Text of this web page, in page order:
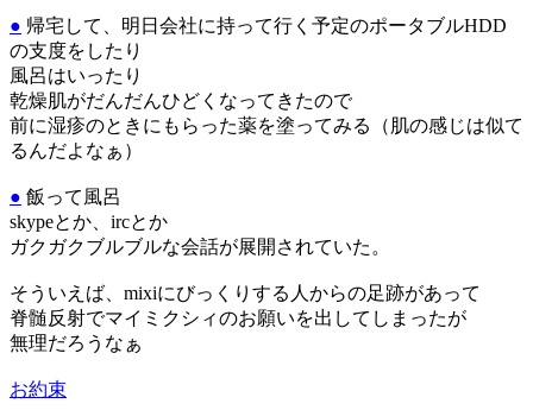
● 帰宅して、明日会社に持って行く予定のポータブルHDD
の支度をしたり
風呂はいったり
乾燥肌がだんだんひどくなってきたので
前に湿疹のときにもらった薬を塗ってみる（肌の感じは似て
るんだよなぁ）
● 飯って風呂
skypeとか、ircとか
ガクガクブルブルな会話が展開されていた。
そういえば、mixiにびっくりする人からの足跡があって
脊髄反射でマイミクシィのお願いを出してしまったが
無理だろうなぁ
お約束